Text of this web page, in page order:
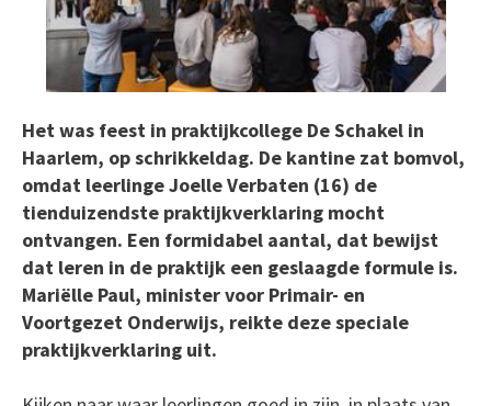
Het was feest in praktijkcollege De Schakel in
Haarlem, op schrikkeldag. De kantine zat bomvol,
omdat leerlinge Joelle Verbaten (16) de
tienduizendste praktijkverklaring mocht
ontvangen. Een formidabel aantal, dat bewijst
dat leren in de praktijk een geslaagde formule is.
Mariëlle Paul, minister voor Primair- en
Voortgezet Onderwijs, reikte deze speciale
praktijkverklaring uit.